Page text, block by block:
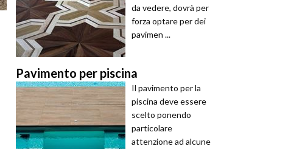
da vedere, dovrà per
forza optare per dei
pavimen ...
Pavimento per piscina
Il pavimento per la
piscina deve essere
scelto ponendo
particolare
attenzione ad alcune